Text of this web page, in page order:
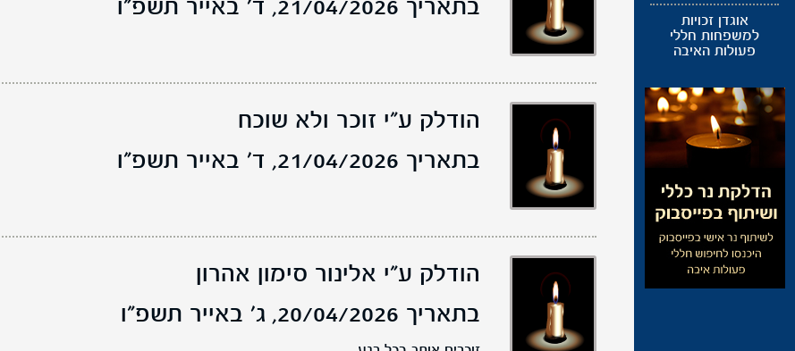
אוגדן זכויות
למשפחות חללי
פעולות האיבה
בתאריך 21/04/2026,
ד' באייר תשפ"ו
הודלק ע"י זוכר ולא שוכח
בתאריך 21/04/2026,
ד' באייר תשפ"ו
הודלק ע"י אלינור סימון אהרון
בתאריך 20/04/2026,
ג' באייר תשפ"ו